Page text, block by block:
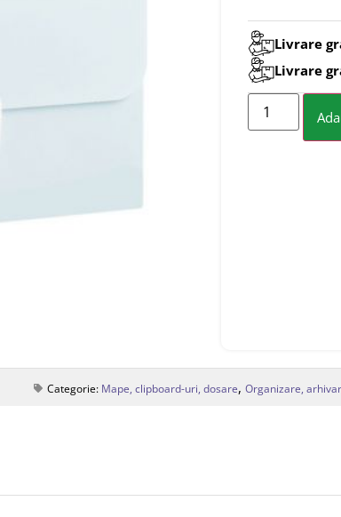
Livrare
Livrare
Categorie: Mape, clipboard-uri, dosare, Organizare,